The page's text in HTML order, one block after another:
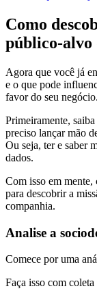
Como
público-alvo
Agora que você já
e o que pode
favor do seu negócio.
Primeiramente,
preciso lançar mão
Ou seja, ter e saber
dados.
Com isso em
para descobrir a
companhia.
Analise a
Comece por uma
Faça isso com